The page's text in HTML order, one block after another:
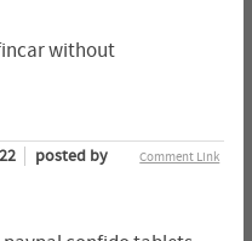
without
Comment Link
posted by